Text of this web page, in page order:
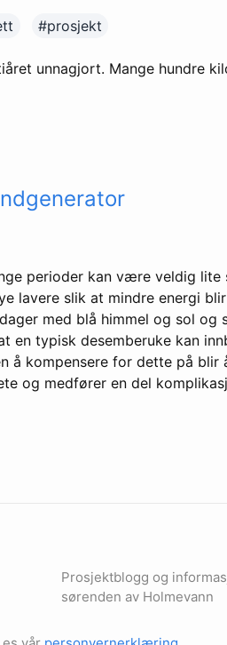
#prosjekt
unnagjort. Mange hundre
perioder kan være veldig lite
lavere slik at mindre energi
med blå himmel og sol og
en typisk desemberuke kan
å kompensere for dette på blir
og medfører en del
Prosjektblogg og
sørenden av Holmevann